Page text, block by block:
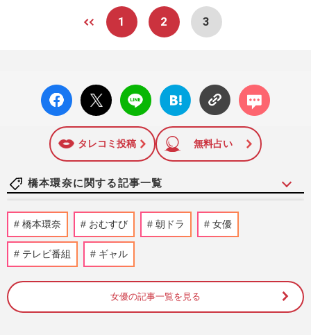
1 2 3
facebo
ok い
X ポス
ト
LINE
はてな
ブック
に追加
コメン
ト
タレコミ投稿 無料占い
橋本環奈に関する記事一覧
『ダブルインパクト』司会の橋本環
奈、“胸元ブカブカドレス”のリベンジ成功
も…“濃いめ目元メイク”に違…
週刊女性PRIME
橋本環奈『キングダム』レッドカーペット
のドレス姿に「ヒヤヒヤした」紅白に続き
橋本環奈 おむすび 朝ドラ 女優
テレビ番組 ギャル
女優の記事一覧を見る